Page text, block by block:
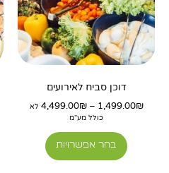
דוכן סביח לאירועים
1,499.00₪
–
4,499.00₪
לא
כולל מע"מ
בחר אפשרויות
סוגים.
ניתן
לבחור
את
בעמוד